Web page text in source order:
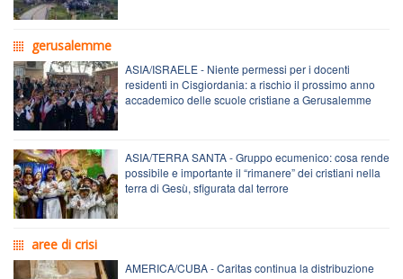
gerusalemme
ASIA/ISRAELE - Niente permessi per i docenti
residenti in Cisgiordania: a rischio il prossimo anno
accademico delle scuole cristiane a Gerusalemme
ASIA/TERRA SANTA - Gruppo ecumenico: cosa rende
possibile e importante il “rimanere” dei cristiani nella
terra di Gesù, sfigurata dal terrore
aree di crisi
AMERICA/CUBA - Caritas continua la distribuzione